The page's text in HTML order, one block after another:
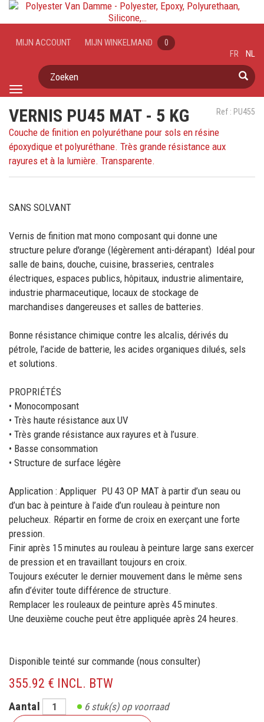
Toggle
MIJN ACCOUNT MIJN WINKELMAND 0
Zoeken
FR NL
Ref : PU455
VERNIS PU45 MAT - 5 KG
Couche de finition en polyuréthane pour sols en résine
époxydique et polyuréthane. Très grande résistance aux
rayures et à la lumière. Transparente.
SANS SOLVANT
Vernis de finition mat mono composant qui donne une
structure pelure d'orange (légèrement anti-dérapant) Idéal pour
salle de bains, douche, cuisine, brasseries, centrales
électriques, espaces publics, hôpitaux, industrie alimentaire,
industrie pharmaceutique, locaux de stockage de
marchandises dangereuses et salles de batteries.
Bonne résistance chimique contre les alcalis, dérivés du
pétrole, l’acide de batterie, les acides organiques dilués, sels
et solutions.
PROPRIÉTÉS
• Monocomposant
• Très haute résistance aux UV
• Très grande résistance aux rayures et à l’usure.
• Basse consommation
• Structure de surface légère
Application : Appliquer PU 43 OP MAT à partir d’un seau ou
d’un bac à peinture à l’aide d’un rouleau à peinture non
pelucheux. Répartir en forme de croix en exerçant une forte
pression.
Finir après 15 minutes au rouleau à peinture large sans exercer
de pression et en travaillant toujours en croix.
Toujours exécuter le dernier mouvement dans le même sens
afin d’éviter toute différence de structure.
Remplacer les rouleaux de peinture après 45 minutes.
Une deuxième couche peut être appliquée après 24 heures.
Disponible teinté sur commande (nous consulter)
355.92 € INCL. BTW
Aantal 6stuk(s) op voorraad